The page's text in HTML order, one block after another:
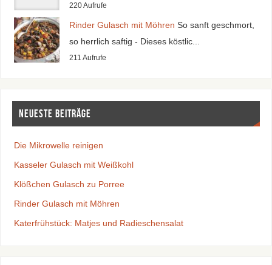
220 Aufrufe
Rinder Gulasch mit Möhren So sanft geschmort,
so herrlich saftig - Dieses köstlic...
211 Aufrufe
Neueste Beiträge
Die Mikrowelle reinigen
Kasseler Gulasch mit Weißkohl
Klößchen Gulasch zu Porree
Rinder Gulasch mit Möhren
Katerfrühstück: Matjes und Radieschensalat